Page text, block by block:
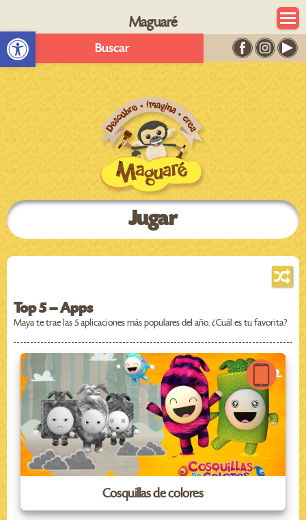
Abrir barra de herramientas
Maguaré
Buscar
Jugar
Top 5 – Apps
Maya te trae las 5 aplicaciones más populares del año. ¿Cuál es tu favorita?
Cosquillas de colores